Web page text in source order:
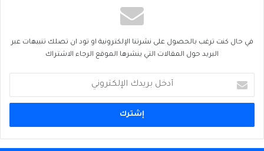
في حال كنت ترغب بالحصول على نشرتنا الإلكترونية او تود ان تصلك تنبيهات عبر
البريد حول المقالات التي ينشرها الموقع الرجاء الاشتراك
بريدك
الإلكتروني